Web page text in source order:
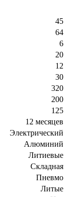
45
64
6
20
12
30
320
200
125
12 месяцев
Электрический
Алюминий
Литиевые
Складная
Пневмо
Литые